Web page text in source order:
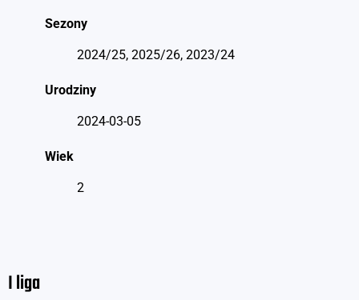
Sezony
2024/25, 2025/26, 2023/24
Urodziny
2024-03-05
Wiek
2
I liga